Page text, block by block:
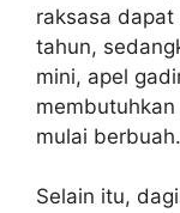
raksasa
tahun,
mini, apel
mulai berbuah.
Selain itu,